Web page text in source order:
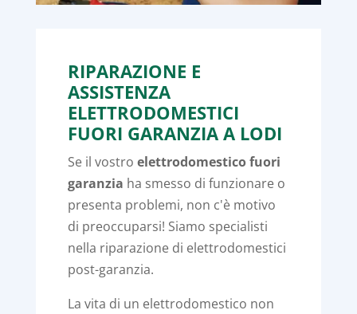
RIPARAZIONE E
ASSISTENZA
ELETTRODOMESTICI
FUORI GARANZIA A LODI
Se il vostro elettrodomestico fuori
garanzia ha smesso di funzionare o
presenta problemi, non c'è motivo
di preoccuparsi! Siamo specialisti
nella riparazione di elettrodomestici
post-garanzia.
La vita di un elettrodomestico non